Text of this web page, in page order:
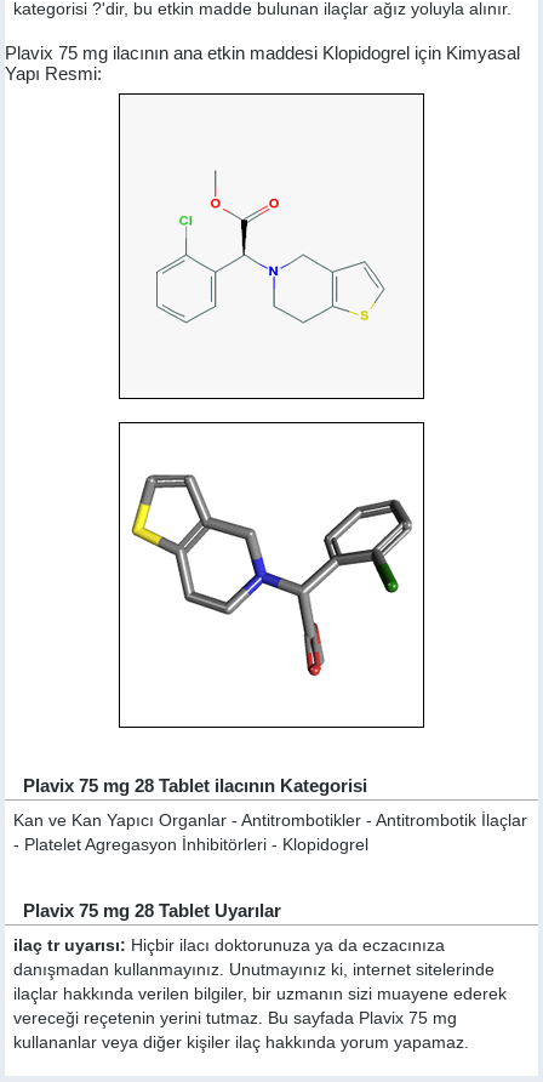
kategorisi ?'dir, bu etkin madde bulunan ilaçlar ağız yoluyla alınır.
Plavix 75 mg ilacının ana etkin maddesi Klopidogrel için Kimyasal
Yapı Resmi:
Plavix 75 mg 28 Tablet ilacının Kategorisi
Kan ve Kan Yapıcı Organlar - Antitrombotikler - Antitrombotik İlaçlar
- Platelet Agregasyon İnhibitörleri - Klopidogrel
Plavix 75 mg 28 Tablet Uyarılar
ilaç tr uyarısı: Hiçbir ilacı doktorunuza ya da eczacınıza
danışmadan kullanmayınız. Unutmayınız ki, internet sitelerinde
ilaçlar hakkında verilen bilgiler, bir uzmanın sizi muayene ederek
vereceği reçetenin yerini tutmaz. Bu sayfada Plavix 75 mg
kullananlar veya diğer kişiler ilaç hakkında yorum yapamaz.